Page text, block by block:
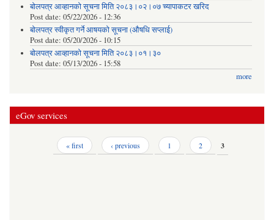
बोलपत्र आव्हानको सूचना मिति २०८३।०२।०७ च्यापाकटर खरिद
Post date: 05/22/2026 - 12:36
बोलपत्र स्वीकृत गर्ने आषयको सूचना (औषधि सप्लाई)
Post date: 05/20/2026 - 10:15
बोलपत्र आव्हानको सूचना मिति २०८३।०१।३०
Post date: 05/13/2026 - 15:58
more
eGov services
« first ‹ previous 1 2 3